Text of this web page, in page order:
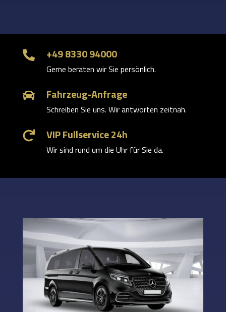
 +49 8330 94000
Gerne beraten wir Sie persönlich.
 Fahrzeug-Anfrage
Schreiben Sie uns. Wir antworten zeitnah.
 VIP Fullservice 24h
Wir sind rund um die Uhr für Sie da.